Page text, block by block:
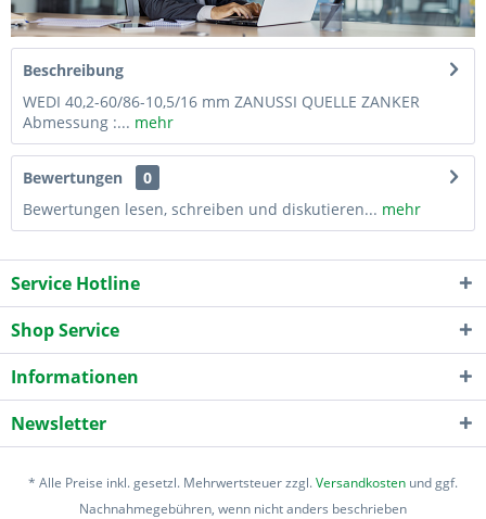
Beschreibung
WEDI 40,2-60/86-10,5/16 mm ZANUSSI QUELLE ZANKER
Abmessung :... mehr
Bewertungen
0
Bewertungen lesen, schreiben und diskutieren... mehr
Service Hotline
Shop Service
Informationen
Newsletter
* Alle Preise inkl. gesetzl. Mehrwertsteuer zzgl.Versandkosten und ggf.
Nachnahmegebühren, wenn nicht anders beschrieben